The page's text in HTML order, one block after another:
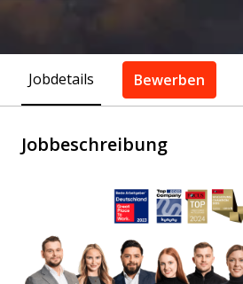
Jobdetails Bewerben
Jobbeschreibung